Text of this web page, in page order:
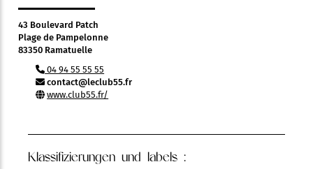
43 Boulevard Patch
Plage de Pampelonne
83350 Ramatuelle
04 94 55 55 55
contact@leclub55.fr
www.club55.fr/
Klassifizierungen und labels :